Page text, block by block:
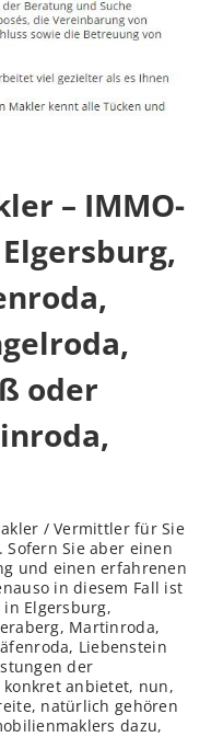
– IMMO-
oder
/ Vermittler für Sie
Sie aber einen
und einen erfahrenen
in diesem Fall ist
Elgersburg,
Martinroda,
Liebenstein
der
anbietet, nun,
natürlich gehören
dazu,